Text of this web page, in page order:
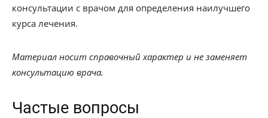
консультации с врачом для определения наилучшего
курса лечения.
Материал носит справочный характер и не заменяет
консультацию врача.
Частые вопросы